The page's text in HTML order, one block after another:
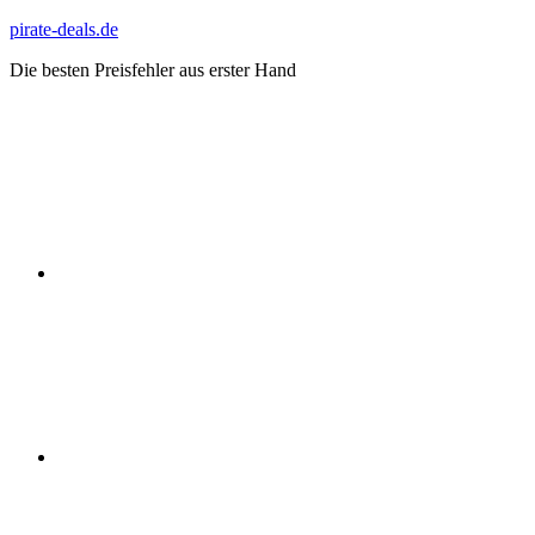
Zum
springen
pirate-deals.de
Die besten Preisfehler aus erster Hand